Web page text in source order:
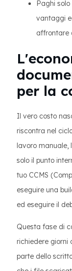
Paghi
vantaggi
affrontare
per la
Il vero costo
riscontra nel
lavoro manuale,
solo il punto
tuo CCMS
eseguire una
ed eseguire il
Questa fase di
richiedere
parte dello